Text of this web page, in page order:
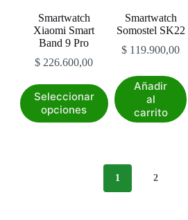
página
de
Smartwatch
Xiaomi Smart
Band 9 Pro
$ 226.600,00
Seleccionar
opciones
Este
producto
tiene
Smartwatch
Somostel SK22
$ 119.900,00
Añadir
al
carrito
1 2